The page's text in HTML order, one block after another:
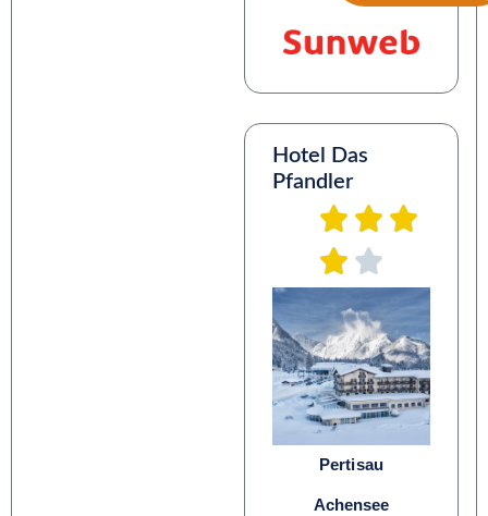
Hotel Das
Pfandler
Pertisau
Achensee